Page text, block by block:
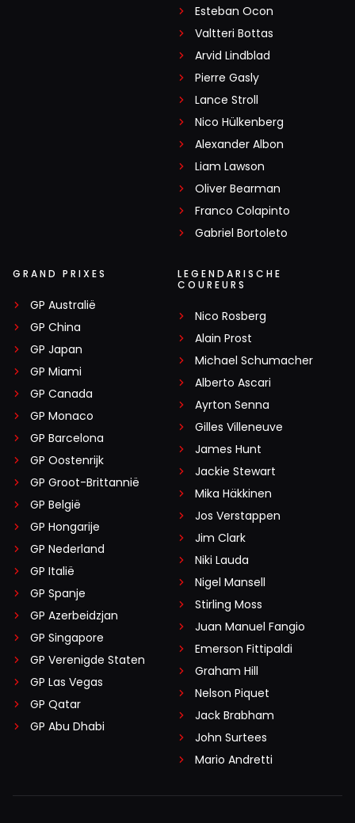
Esteban Ocon
Valtteri Bottas
Arvid Lindblad
Pierre Gasly
Lance Stroll
Nico Hülkenberg
Alexander Albon
Liam Lawson
Oliver Bearman
Franco Colapinto
Gabriel Bortoleto
GRAND PRIXES
GP Australië
GP China
GP Japan
GP Miami
GP Canada
GP Monaco
GP Barcelona
GP Oostenrijk
GP Groot-Brittannië
GP België
GP Hongarije
GP Nederland
GP Italië
GP Spanje
GP Azerbeidzjan
GP Singapore
GP Verenigde Staten
GP Las Vegas
GP Qatar
GP Abu Dhabi
LEGENDARISCHE
COUREURS
Nico Rosberg
Alain Prost
Michael Schumacher
Alberto Ascari
Ayrton Senna
Gilles Villeneuve
James Hunt
Jackie Stewart
Mika Häkkinen
Jos Verstappen
Jim Clark
Niki Lauda
Nigel Mansell
Stirling Moss
Juan Manuel Fangio
Emerson Fittipaldi
Graham Hill
Nelson Piquet
Jack Brabham
John Surtees
Mario Andretti